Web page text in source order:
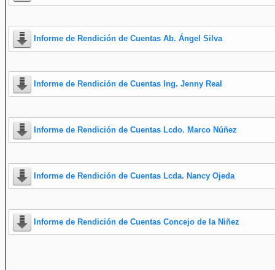
Informe de Rendición de Cuentas Ab. Ángel Silva
Informe de Rendición de Cuentas Ing. Jenny Real
Informe de Rendición de Cuentas Lcdo. Marco Núñez
Informe de Rendición de Cuentas Lcda. Nancy Ojeda
Informe de Rendición de Cuentas Concejo de la Niñez